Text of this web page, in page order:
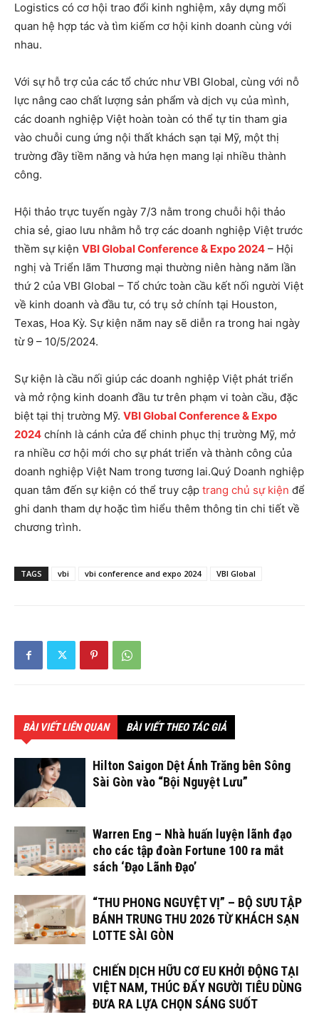
Logistics có cơ hội trao đổi kinh nghiệm, xây dựng mối
quan hệ hợp tác và tìm kiếm cơ hội kinh doanh cùng với
nhau.
Với sự hỗ trợ của các tổ chức như VBI Global, cùng với nỗ
lực nâng cao chất lượng sản phẩm và dịch vụ của mình,
các doanh nghiệp Việt hoàn toàn có thể tự tin tham gia
vào chuỗi cung ứng nội thất khách sạn tại Mỹ, một thị
trường đầy tiềm năng và hứa hẹn mang lại nhiều thành
công.
Hội thảo trực tuyến ngày 7/3 nằm trong chuỗi hội thảo
chia sẻ, giao lưu nhằm hỗ trợ các doanh nghiệp Việt trước
thềm sự kiện VBI Global Conference & Expo 2024 – Hội
nghị và Triển lãm Thương mại thường niên hàng năm lần
thứ 2 của VBI Global – Tổ chức toàn cầu kết nối người Việt
về kinh doanh và đầu tư, có trụ sở chính tại Houston,
Texas, Hoa Kỳ. Sự kiện năm nay sẽ diễn ra trong hai ngày
từ 9 – 10/5/2024.
Sự kiện là cầu nối giúp các doanh nghiệp Việt phát triển
và mở rộng kinh doanh đầu tư trên phạm vi toàn cầu, đặc
biệt tại thị trường Mỹ. VBI Global Conference & Expo
2024 chính là cánh cửa để chinh phục thị trường Mỹ, mở
ra nhiều cơ hội mới cho sự phát triển và thành công của
doanh nghiệp Việt Nam trong tương lai.Quý Doanh nghiệp
quan tâm đến sự kiện có thể truy cập trang chủ sự kiện để
ghi danh tham dự hoặc tìm hiểu thêm thông tin chi tiết về
chương trình.
TAGS vbi vbi conference and expo 2024 VBI Global
BÀI VIẾT LIÊN QUAN BÀI VIẾT THEO TÁC GIẢ
Hilton Saigon Dệt Ánh Trăng bên Sông
Sài Gòn vào “Bội Nguyệt Lưu”
Warren Eng – Nhà huấn luyện lãnh đạo
cho các tập đoàn Fortune 100 ra mắt
sách ‘Đạo Lãnh Đạo’
“THU PHONG NGUYỆT VỊ” – BỘ SƯU TẬP
BÁNH TRUNG THU 2026 TỪ KHÁCH SẠN
LOTTE SÀI GÒN
CHIẾN DỊCH HỮU CƠ EU KHỞI ĐỘNG TẠI
VIỆT NAM, THÚC ĐẨY NGƯỜI TIÊU DÙNG
ĐƯA RA LỰA CHỌN SÁNG SUỐT